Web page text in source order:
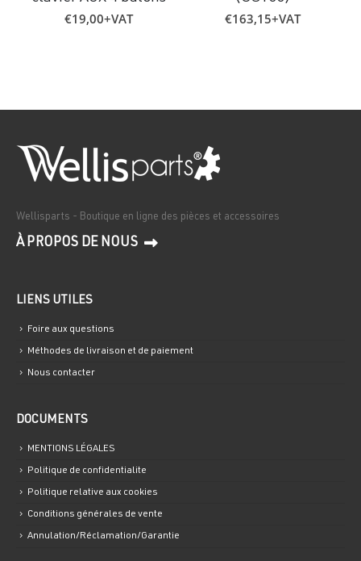
€19,00+VAT €163,15+VAT
Wellisparts - Boutique en ligne des pièces et accessoires
À PROPOS DE NOUS
LIENS UTILES
Foire aux questions
Méthodes de livraison et de paiement
Nous contacter
DOCUMENTS
MENTIONS LÉGALES
Politique de confidentialite
Politique relative aux cookies
Conditions générales de vente
Annulation/Réclamation/Garantie